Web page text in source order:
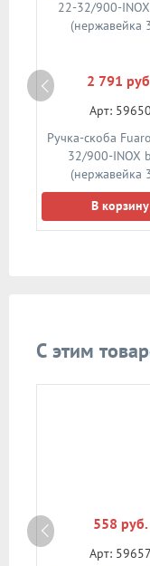
2 791
Арт: 59650
Ручка-скоба
32/900-INOX
(нержавейка
В корзину
С этим
558 руб.
Арт: 59657